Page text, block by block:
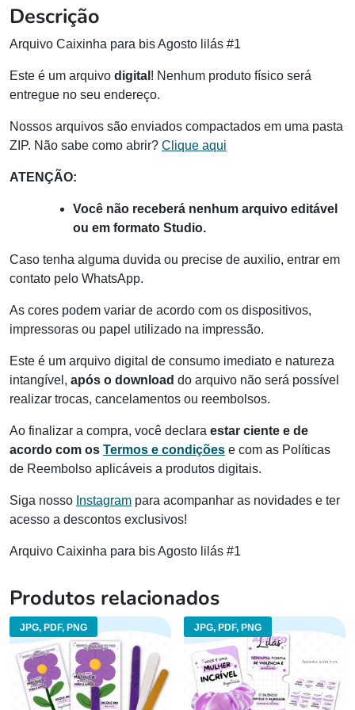
Descrição
Arquivo Caixinha para bis Agosto lilás #1
Este é um arquivo digital ! Nenhum produto físico será
entregue no seu endereço.
Nossos arquivos são enviados compactados em uma pasta
ZIP. Não sabe como abrir? Clique aqui
ATENÇÃO:
Você não receberá nenhum arquivo editável
ou em formato Studio.
Caso tenha alguma duvida ou precise de auxilio, entrar em
contato pelo WhatsApp.
As cores podem variar de acordo com os dispositivos,
impressoras ou papel utilizado na impressão.
Este é um arquivo digital de consumo imediato e natureza
intangível, após o download do arquivo não será possível
realizar trocas, cancelamentos ou reembolsos.
Ao finalizar a compra, você declara estar ciente e de
acordo com os Termos e condições e com as Políticas
de Reembolso aplicáveis a produtos digitais.
Siga nosso Instagram para acompanhar as novidades e ter
acesso a descontos exclusivos!
Arquivo Caixinha para bis Agosto lilás #1
Produtos relacionados
JPG, PDF, PNG JPG, PDF, PNG